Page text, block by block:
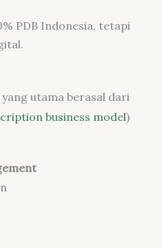
PDB Indonesia, tetapi
utama berasal dari
business model)